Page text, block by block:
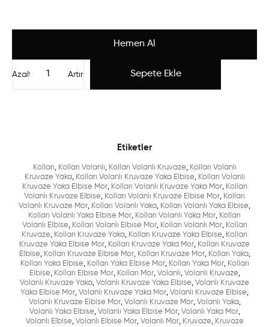
Artır
Azalt
Etiketler
Kolları, Kolları Volanlı, Kolları Volanlı Kruvaze, Kolları Volanlı
Kruvaze Yaka, Kolları Volanlı Kruvaze Yaka Elbise, Kolları Volanlı
Kruvaze Yaka Elbise Mor, Kolları Volanlı Kruvaze Yaka Mor, Kolları
Volanlı Kruvaze Elbise, Kolları Volanlı Kruvaze Elbise Mor, Kolları
Volanlı Kruvaze Mor, Kolları Volanlı Yaka, Kolları Volanlı Yaka Elbise,
Kolları Volanlı Yaka Elbise Mor, Kolları Volanlı Yaka Mor, Kolları
Volanlı Elbise, Kolları Volanlı Elbise Mor, Kolları Volanlı Mor, Kolları
Kruvaze, Kolları Kruvaze Yaka, Kolları Kruvaze Yaka Elbise, Kolları
Kruvaze Yaka Elbise Mor, Kolları Kruvaze Yaka Mor, Kolları Kruvaze
Elbise, Kolları Kruvaze Elbise Mor, Kolları Kruvaze Mor, Kolları Yaka,
Kolları Yaka Elbise, Kolları Yaka Elbise Mor, Kolları Yaka Mor, Kolları
Elbise, Kolları Elbise Mor, Kolları Mor, Volanlı, Volanlı Kruvaze,
Volanlı Kruvaze Yaka, Volanlı Kruvaze Yaka Elbise, Volanlı Kruvaze
Yaka Elbise Mor, Volanlı Kruvaze Yaka Mor, Volanlı Kruvaze Elbise,
Volanlı Kruvaze Elbise Mor, Volanlı Kruvaze Mor, Volanlı Yaka,
Volanlı Yaka Elbise, Volanlı Yaka Elbise Mor, Volanlı Yaka Mor,
Volanlı Elbise, Volanlı Elbise Mor, Volanlı Mor, Kruvaze, Kruvaze